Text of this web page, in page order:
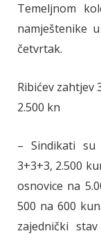
Temeljnom
namještenike
četvrtak.
Ribićev zahtjev
2.500 kn
– Sindikati su
3+3+3, 2.500
osnovice na
500 na 600
zajednički